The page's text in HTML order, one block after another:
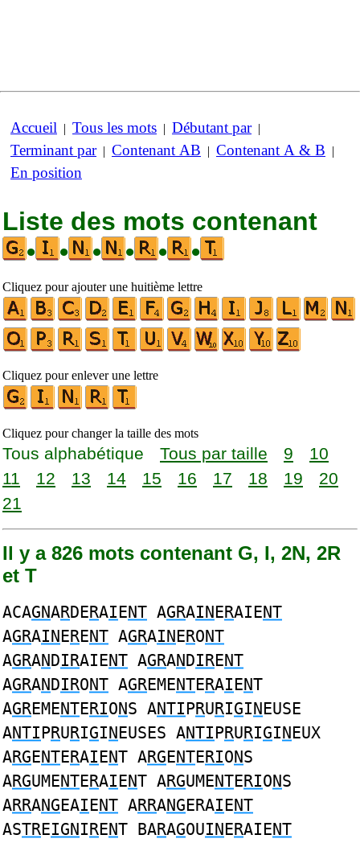
Accueil | Tous les mots | Débutant par|
Terminant par| Contenant AB | Contenant A & B |
En position
Liste des mots contenant
•
• • • • •
Cliquez pour ajouter une huitième lettre
Cliquez pour enlever une lettre
Cliquez pour changer la taille des mots
Tous alphabétique Tous par taille 9
10
11
12 13 14 15 16 17 18 19
20
21
Il y a 826 mots contenant G, I, 2N, 2R
et T
ACAGNARDERAIENT AGRAINERAIENT
AGRAINERENT AGRAINERONT
AGRANDIRAIENT AGRANDIRENT
AGRANDIRONT AGREMENTERAIENT
AGREMENTERIONS ANTIPRURIGINEUSE
ANTIPRURIGINEUSES ANTIPRURIGINEUX
ARGENTERAIENT ARGENTERIONS
ARGUMENTERAIENT ARGUMENTERIONS
ARRANGEAIENT ARRANGERAIENT
ASTREIGNIRENT BARAGOUINERAIENT